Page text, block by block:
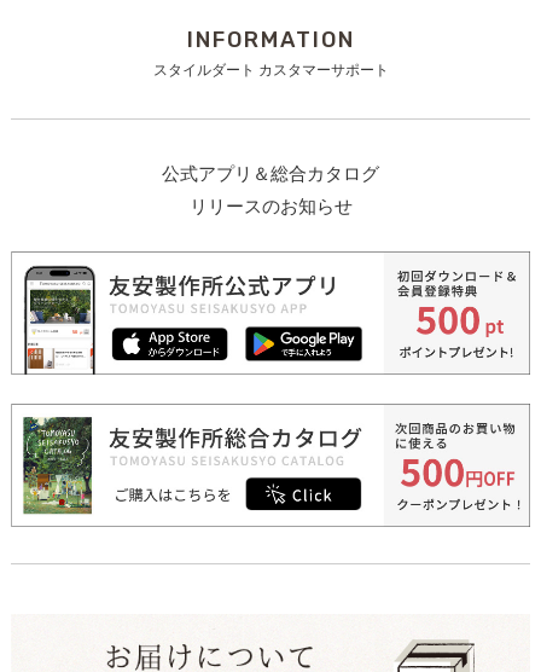
INFORMATION
スタイルダート カスタマーサポート
公式アプリ＆総合カタログ
リリースのお知らせ